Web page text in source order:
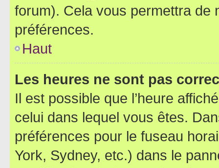
forum). Cela vous permettra de
préférences.
Haut
Les heures ne sont pas
Il est possible que l’heure
celui dans lequel vous êtes.
préférences pour le fuseau
York, Sydney, etc.) dans le